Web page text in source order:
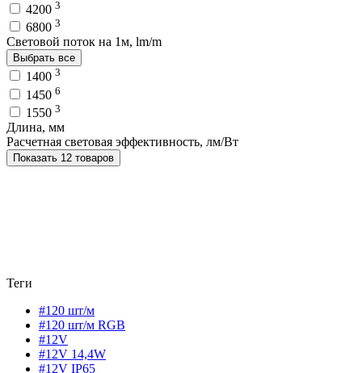
4200 3
6800 3
Световой поток на 1м, lm/m
Выбрать все
1400 3
1450 6
1550 3
Длина, мм
Расчетная световая эффективность, лм/Вт
Показать 12 товаров
Теги
#120 шт/м
#120 шт/м RGB
#12V
#12V 14,4W
#12V IP65